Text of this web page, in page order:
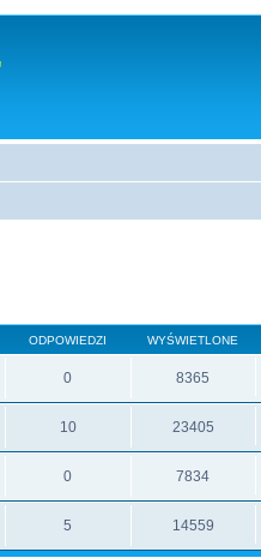
ODPOWIEDZI WYŚWIETLONE
0 8365
10 23405
0 7834
5 14559